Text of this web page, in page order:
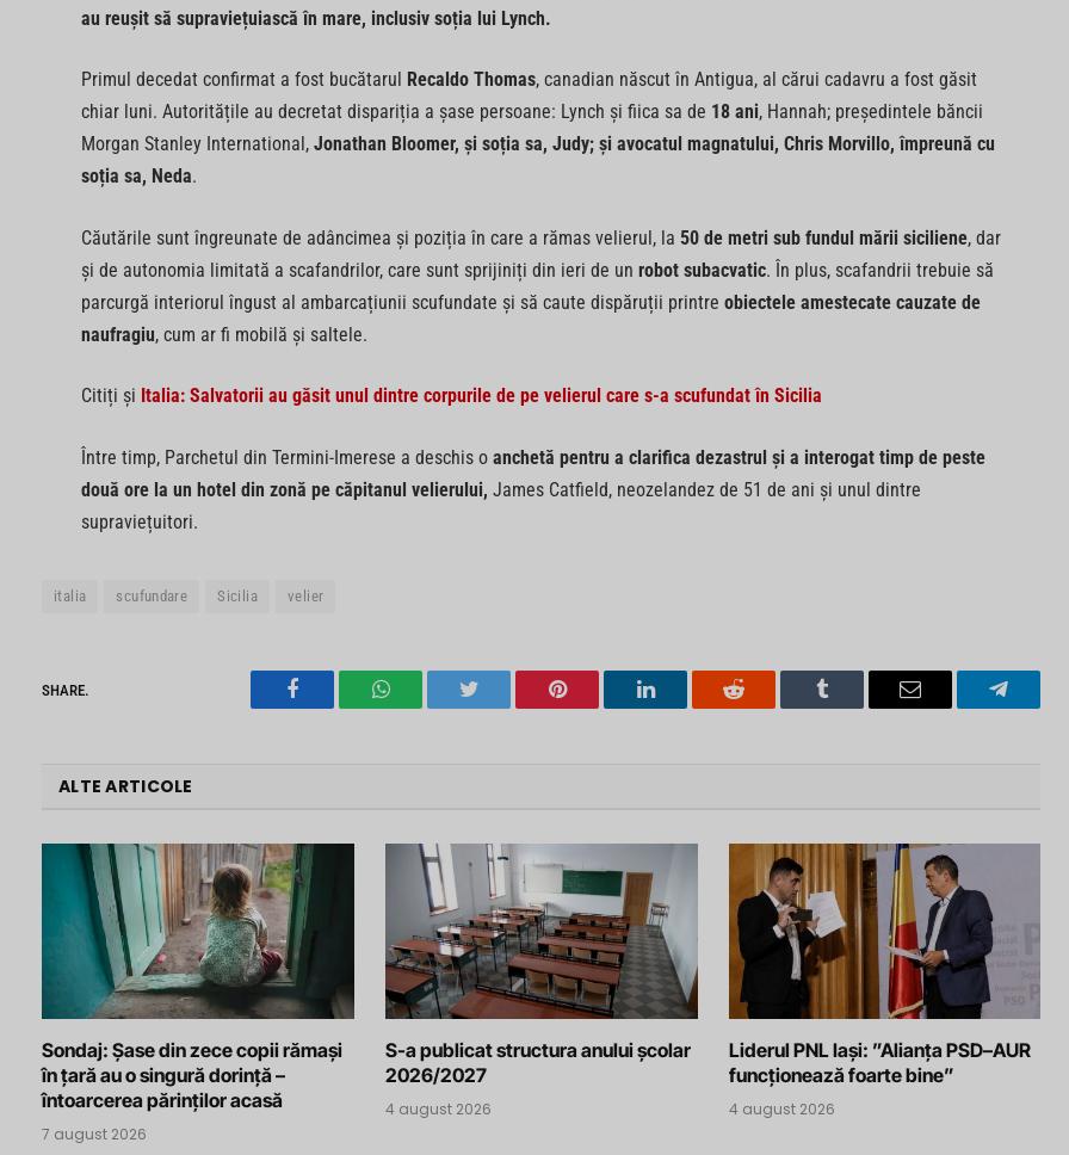
au reușit să supraviețuiască în mare, inclusiv soția lui Lynch.
Primul decedat confirmat a fost bucătarul Recaldo Thomas, canadian născut în Antigua, al cărui cadavru a fost găsit
chiar luni. Autoritățile au decretat dispariția a șase persoane: Lynch și fiica sa de 18 ani, Hannah; președintele băncii
Morgan Stanley International, Jonathan Bloomer, și soția sa, Judy; și avocatul magnatului, Chris Morvillo, împreună cu
soția sa, Neda.
Căutările sunt îngreunate de adâncimea și poziția în care a rămas velierul, la 50 de metri sub fundul mării siciliene, dar
și de autonomia limitată a scafandrilor, care sunt sprijiniți din ieri de un robot subacvatic. În plus, scafandrii trebuie să
parcurgă interiorul îngust al ambarcațiunii scufundate și să caute dispăruții printre obiectele amestecate cauzate de
naufragiu, cum ar fi mobilă și saltele.
Citiți și Italia: Salvatorii au găsit unul dintre corpurile de pe velierul care s-a scufundat în Sicilia
Între timp, Parchetul din Termini-Imerese a deschis o anchetă pentru a clarifica dezastrul și a interogat timp de peste
două ore la un hotel din zonă pe căpitanul velierului, James Catfield, neozelandez de 51 de ani și unul dintre
supraviețuitori.
italia scufundare Sicilia velier
SHARE.
Facebook WhatsAppTwitter Pinterest LinkedIn Reddit Tumblr Email
ALTE ARTICOLE
Sondaj: Șase din zece copii rămași
în țară au o singură dorință –
întoarcerea părinților acasă
7 august 2026
S-a publicat structura anului școlar
2026/2027
4 august 2026
Liderul PNL Iași: ”Alianța PSD–AUR
funcționează foarte bine”
4 august 2026